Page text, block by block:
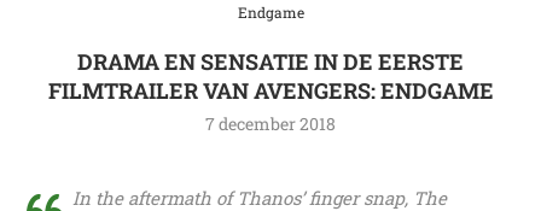
Endgame
DRAMA EN SENSATIE IN DE EERSTE
FILMTRAILER VAN AVENGERS: ENDGAME
7 december 2018
In the aftermath of Thanos’ finger snap, The